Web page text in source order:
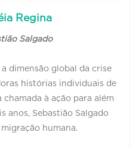
Regina
Salgado
dimensão global da crise
histórias individuais de
à ação para além
anos, Sebastião Salgado
humana.